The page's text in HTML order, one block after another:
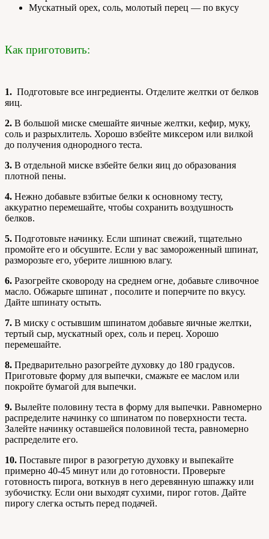
Мускатный орех, соль, молотый перец — по вкусу
Как приготовить:
1. Подготовьте все ингредиенты. Отделите желтки от белков
яиц.
2. В большой миске смешайте яичные желтки, кефир, муку,
соль и разрыхлитель. Хорошо взбейте миксером или вилкой
до получения однородного теста.
3. В отдельной миске взбейте белки яиц до образования
плотной пены.
4. Нежно добавьте взбитые белки к основному тесту,
аккуратно перемешайте, чтобы сохранить воздушность
белков.
5. Подготовьте начинку. Если шпинат свежий, тщательно
промойте его и обсушите. Если у вас замороженный шпинат,
разморозьте его, уберите лишнюю влагу.
6. Разогрейте сковороду на среднем огне, добавьте сливочное
масло. Обжарьте шпинат , посолите и поперчите по вкусу.
Дайте шпинату остыть.
7. В миску с остывшим шпинатом добавьте яичные желтки,
тертый сыр, мускатный орех, соль и перец. Хорошо
перемешайте.
8. Предварительно разогрейте духовку до 180 градусов.
Приготовьте форму для выпечки, смажьте ее маслом или
покройте бумагой для выпечки.
9. Вылейте половину теста в форму для выпечки. Равномерно
распределите начинку со шпинатом по поверхности теста.
Залейте начинку оставшейся половиной теста, равномерно
распределите его.
10. Поставьте пирог в разогретую духовку и выпекайте
примерно 40-45 минут или до готовности. Проверьте
готовность пирога, воткнув в него деревянную шпажку или
зубочистку. Если они выходят сухими, пирог готов. Дайте
пирогу слегка остыть перед подачей.